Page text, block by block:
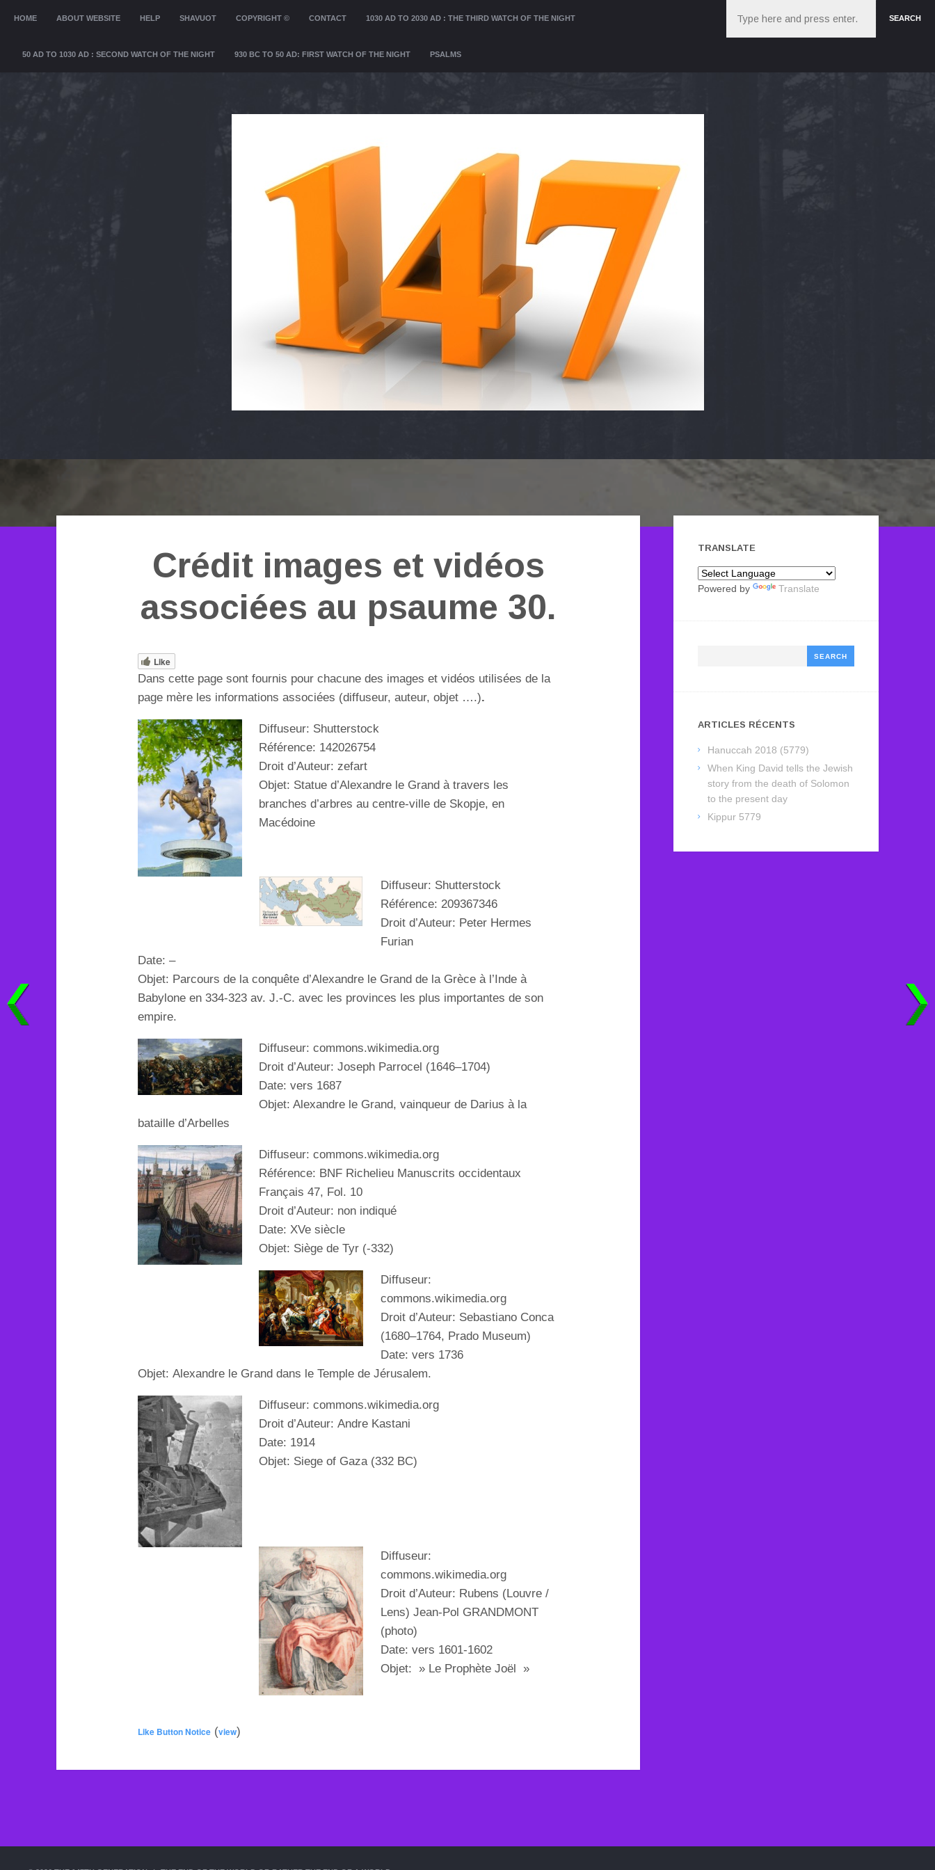
SKIP TO CONTENT
HOME ABOUT WEBSITE HELP SHAVUOT COPYRIGHT © CONTACT 1030 AD TO 2030 AD : THE THIRD WATCH OF THE NIGHT
50 AD TO 1030 AD : SECOND WATCH OF THE NIGHT 930 BC TO 50 AD: FIRST WATCH OF THE NIGHT PSALMS
SEARCH
Crédit images et vidéos
associées au psaume 30.
Like
Dans cette page sont fournis pour chacune des images et vidéos utilisées de la
page mère les informations associées (diffuseur, auteur, objet ….).
Diffuseur: Shutterstock
Référence: 142026754
Droit d’Auteur: zefart
Objet: Statue d’Alexandre le Grand à travers les
branches d’arbres au centre-ville de Skopje, en
Macédoine
Diffuseur: Shutterstock
Référence: 209367346
Droit d’Auteur: Peter Hermes
Furian
Date: –
Objet: Parcours de la conquête d’Alexandre le Grand de la Grèce à l’Inde à
Babylone en 334-323 av. J.-C. avec les provinces les plus importantes de son
empire.
Diffuseur: commons.wikimedia.org
Droit d’Auteur:Joseph Parrocel (1646–1704)
Date: vers 1687
Objet: Alexandre le Grand, vainqueur de Darius à la
bataille d’Arbelles
Diffuseur: commons.wikimedia.org
Référence: BNF Richelieu Manuscrits occidentaux
Français 47, Fol. 10
Droit d’Auteur: non indiqué
Date: XVe siècle
Objet: Siège de Tyr (-332)
Diffuseur:
commons.wikimedia.org
Droit d’Auteur: Sebastiano Conca
(1680–1764, Prado Museum)
Date: vers 1736
Objet:Alexandre le Grand dans le Templede Jérusalem.
Diffuseur: commons.wikimedia.org
Droit d’Auteur:Andre Kastani
Date: 1914
Objet: Siege of Gaza (332 BC)
Diffuseur:
commons.wikimedia.org
Droit d’Auteur: Rubens (Louvre /
Lens) Jean-Pol GRANDMONT
(photo)
Date: vers 1601-1602
Objet: » Le Prophète Joël »
Like Button Notice (view)
TRANSLATE
Powered by Translate
ARTICLES RÉCENTS
Hanuccah 2018 (5779)
When King David tells the Jewish
story from the death of Solomon
to the present day
Kippur 5779